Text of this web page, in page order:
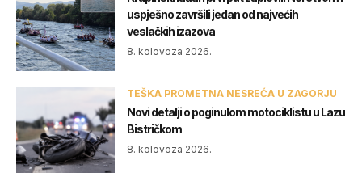
uspješno završili jedan od najvećih
veslačkih izazova
8. kolovoza 2026.
TEŠKA PROMETNA NESREĆA U ZAGORJU
Novi detalji o poginulom motociklistu u Lazu
Bistričkom
8. kolovoza 2026.